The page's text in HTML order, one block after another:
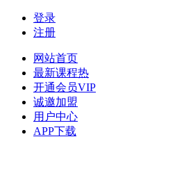
登录
注册
网站首页
最新课程热
开通会员VIP
诚邀加盟
用户中心
APP下载